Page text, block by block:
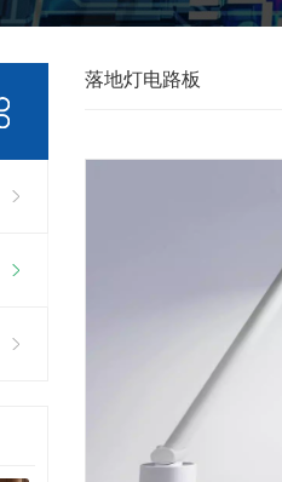
落地灯电路板